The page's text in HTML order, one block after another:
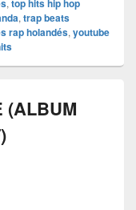
, top hits hip hop
, trap beats
rap holandés, youtube
(ALBUM